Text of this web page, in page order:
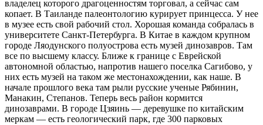
владелец которого драгоценностям торговал, а сейчас сам
копает. В Таиланде палеонтологию курирует принцесса. У нее
в музее есть свой рабочий стол. Хорошая команда собралась в
университете Санкт-Петербурга. В Китае в каждом крупном
городе Ляодунского полуострова есть музей динозавров. Там
все по высшему классу. Ближе к границе с Еврейской
автономной областью, напротив нашего поселка Сагибово, у
них есть музей на таком же местонахождении, как наше. В
начале прошлого века там рыли русские ученые Рябинин,
Манакин, Степанов. Теперь весь район кормится
динозаврами. В городе Цзяинь — деревушке по китайским
меркам — есть геологический парк, где 300 парковых